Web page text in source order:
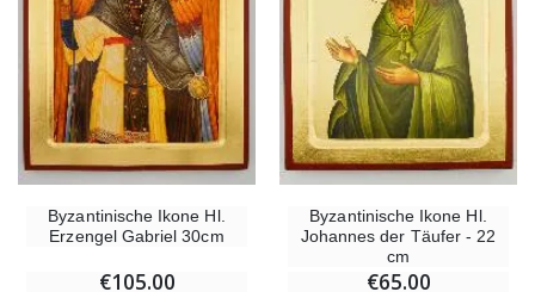
Byzantinische Ikone Hl.
Erzengel Gabriel 30cm
€105.00
Byzantinische Ikone Hl.
Johannes der Täufer - 22
cm
€65.00